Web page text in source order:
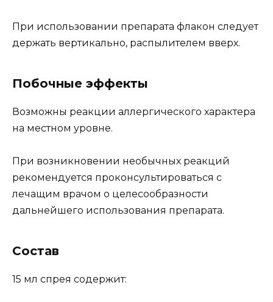
При использовании препарата флакон следует
держать вертикально, распылителем вверх.
Побочные эффекты
Возможны реакции аллергического характера
на местном уровне.
При возникновении необычных реакций
рекомендуется проконсультироваться с
лечащим врачом о целесообразности
дальнейшего использования препарата.
Состав
15 мл спрея содержит: